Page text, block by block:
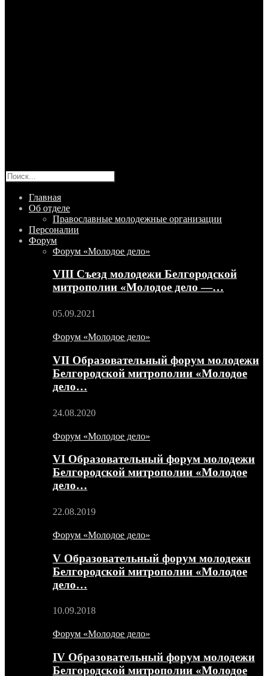
Главная
Об отделе
Православные молодежные организации
Персоналии
Форум
Форум «Молодое дело»
VIII Съезд молодежи Белгородской
митрополии «Молодое дело —…
05.09.2021
Форум «Молодое дело»
VII Образовательный форум молодежи
Белгородской митрополии «Молодое
дело…
24.08.2020
Форум «Молодое дело»
VI Образовательный форум молодежи
Белгородской митрополии «Молодое
дело…
22.08.2019
Форум «Молодое дело»
V Образовательный форум молодежи
Белгородской митрополии «Молодое
дело…
10.09.2018
Форум «Молодое дело»
IV Образовательный форум молодежи
Белгородской митрополии «Молодое